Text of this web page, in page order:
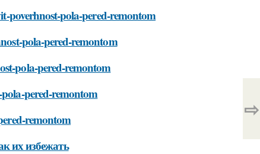
poverhnost-pola-pered-remontom
pola-pered-remontom
pola-pered-remontom
pered-remontom
remontom
их избежать
⇨